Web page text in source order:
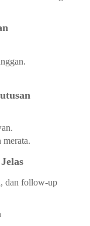
merata.
dan follow-up